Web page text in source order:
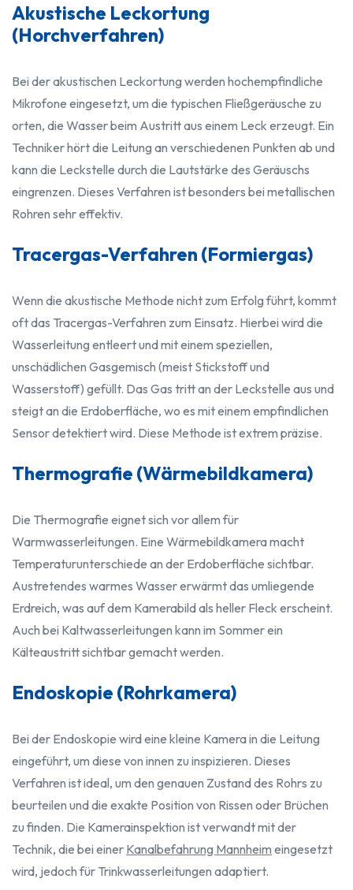
Akustische Leckortung
(Horchverfahren)
Bei der akustischen Leckortung werden hochempfindliche
Mikrofone eingesetzt, um die typischen Fließgeräusche zu
orten, die Wasser beim Austritt aus einem Leck erzeugt. Ein
Techniker hört die Leitung an verschiedenen Punkten ab und
kann die Leckstelle durch die Lautstärke des Geräuschs
eingrenzen. Dieses Verfahren ist besonders bei metallischen
Rohren sehr effektiv.
Tracergas-Verfahren (Formiergas)
Wenn die akustische Methode nicht zum Erfolg führt, kommt
oft das Tracergas-Verfahren zum Einsatz. Hierbei wird die
Wasserleitung entleert und mit einem speziellen,
unschädlichen Gasgemisch (meist Stickstoff und
Wasserstoff) gefüllt. Das Gas tritt an der Leckstelle aus und
steigt an die Erdoberfläche, wo es mit einem empfindlichen
Sensor detektiert wird. Diese Methode ist extrem präzise.
Thermografie (Wärmebildkamera)
Die Thermografie eignet sich vor allem für
Warmwasserleitungen. Eine Wärmebildkamera macht
Temperaturunterschiede an der Erdoberfläche sichtbar.
Austretendes warmes Wasser erwärmt das umliegende
Erdreich, was auf dem Kamerabild als heller Fleck erscheint.
Auch bei Kaltwasserleitungen kann im Sommer ein
Kälteaustritt sichtbar gemacht werden.
Endoskopie (Rohrkamera)
Bei der Endoskopie wird eine kleine Kamera in die Leitung
eingeführt, um diese von innen zu inspizieren. Dieses
Verfahren ist ideal, um den genauen Zustand des Rohrs zu
beurteilen und die exakte Position von Rissen oder Brüchen
zu finden. Die Kamerainspektion ist verwandt mit der
Technik, die bei einer Kanalbefahrung Mannheim eingesetzt
wird, jedoch für Trinkwasserleitungen adaptiert.